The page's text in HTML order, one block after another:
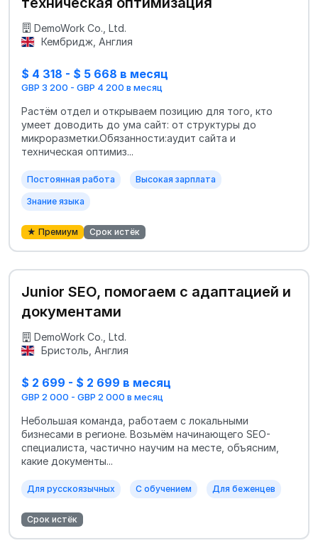
DemoWork Co., Ltd.
Кембридж, Англия
$ 4 318 - $ 5 668 в месяц
GBP 3 200 - GBP 4 200 в месяц
Растём отдел и открываем позицию для того, кто
умеет доводить до ума сайт: от структуры до
микроразметки.Обязанности:аудит сайта и
техническая оптимиз...
Постоянная работа Высокая зарплата
Знание языка
★ Премиум Срок истёк
Junior SEO, помогаем с адаптацией и
документами
DemoWork Co., Ltd.
Бристоль, Англия
$ 2 699 - $ 2 699 в месяц
GBP 2 000 - GBP 2 000 в месяц
Небольшая команда, работаем с локальными
бизнесами в регионе. Возьмём начинающего SEO-
специалиста, частично научим на месте, объясним,
какие документы...
Для русскоязычных С обучением Для беженцев
Срок истёк